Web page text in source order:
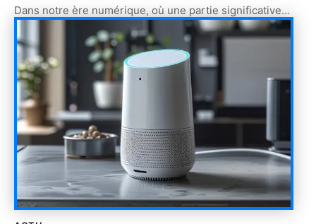
Dans notre ère numérique, où une partie significative…